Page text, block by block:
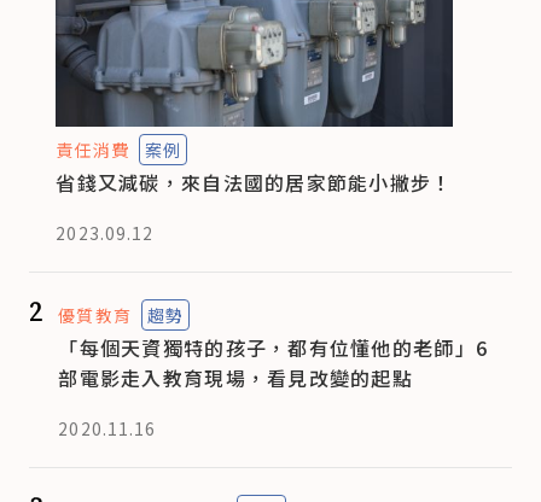
責任消費 案例
省錢又減碳，來自法國的居家節能小撇步！
2023.09.12
2 優質教育 趨勢
「每個天資獨特的孩子，都有位懂他的老師」6
部電影走入教育現場，看見改變的起點
2020.11.16